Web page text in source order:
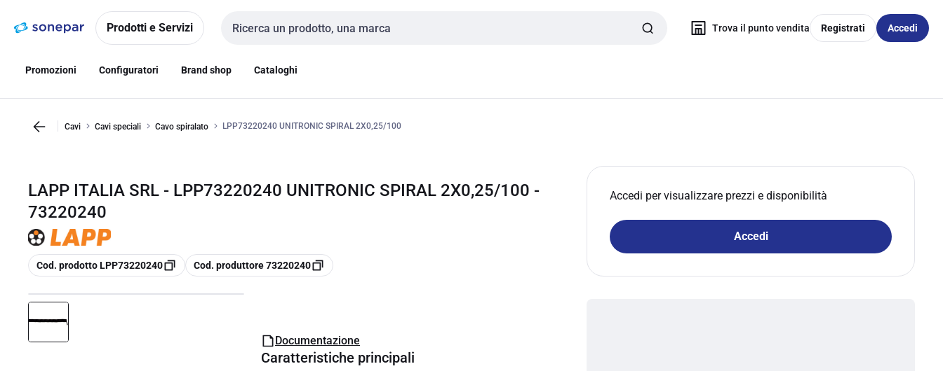
navigazionealla
Prodotti e Servizi
Cerca input
Trova il punto vendita Registrati Accedi
Promozioni Configuratori Brand shop Cataloghi
Cavi Cavi speciali Cavo spiralato LPP73220240 UNITRONIC SPIRAL 2X0,25/100
LAPP ITALIA SRL - LPP73220240 UNITRONIC SPIRAL 2X0,25/100 -
73220240
copia
Cod. prodotto LPP73220240 copia
Cod. produttore 73220240
Accedi per visualizzare prezzi e disponibilità
Accedi
Documentazione
Caratteristiche principali